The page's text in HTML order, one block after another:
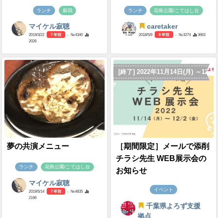
ランチ 蘇我
マイケル寂聴
2019/3/22 7 年前
- №4340
2026
ランチ 花島公園/こてはし台
caretaker
2018/5/9 8 年前 - №3274 3663
夢の共演メニュー
ランチ 花島公園/こてはし台
マイケル寂聴
2019/5/14 7 年前
- №4835
2196
[終了] 2022年11月14日(月) ～12月
［期間限定］メールで添削
チラシ先生 WEB展示会の
お知らせ
イベント
千葉県よろず支援
拠点